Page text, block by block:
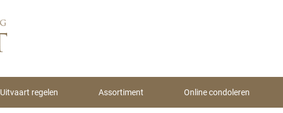
Uitvaart regelen Assortiment Online condoleren